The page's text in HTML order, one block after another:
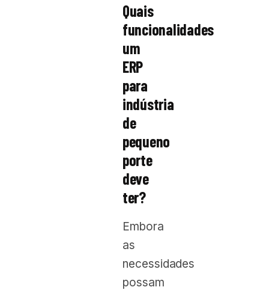
Quais
funcionalidades
um
ERP
para
indústria
de
pequeno
porte
deve
ter?
Embora
as
necessidades
possam